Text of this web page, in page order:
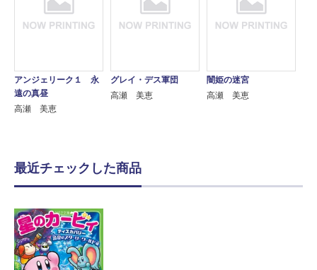
アンジェリーク１ 永
遠の真昼
高瀬 美恵
グレイ・デス軍団
高瀬 美恵
闇姫の迷宮
高瀬 美恵
最近チェックした商品